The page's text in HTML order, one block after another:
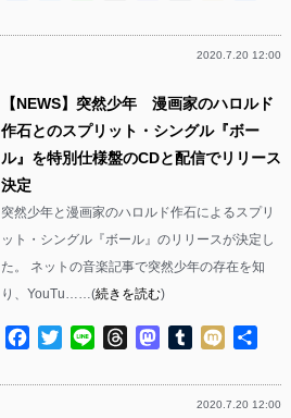
2020.7.20 12:00
【NEWS】突然少年 漫画家のハロルド
作石とのスプリット・シングル『ボー
ル』を特別仕様盤のCDと配信でリリース
決定
突然少年と漫画家のハロルド作石によるスプリ
ット・シングル『ボール』のリリースが決定し
た。 ネットの音楽記事で突然少年の存在を知
り、YouTu……(続きを読む)
Facebook
TwitterLine ThreadsMastodon
Tumblr
Mixi
2020.7.20 12:00